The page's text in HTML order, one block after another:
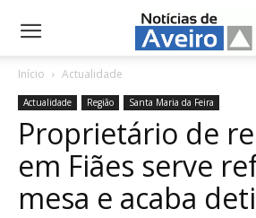
NotíciasdeAveiro.pt
Início Actualidade
Actualidade Região Santa Maria da Feira
Proprietário de
em Fiães serve
mesa e acaba